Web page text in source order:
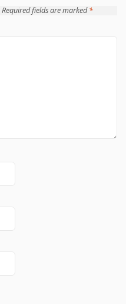
Required fields are marked*